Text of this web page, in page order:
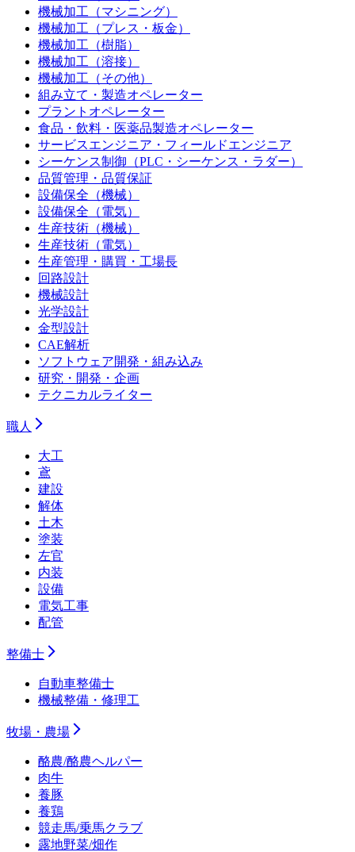
機械加工（マシニング）
機械加工（プレス・板金）
機械加工（樹脂）
機械加工（溶接）
機械加工（その他）
組み立て・製造オペレーター
プラントオペレーター
食品・飲料・医薬品製造オペレーター
サービスエンジニア・フィールドエンジニア
シーケンス制御（PLC・シーケンス・ラダー）
品質管理・品質保証
設備保全（機械）
設備保全（電気）
生産技術（機械）
生産技術（電気）
生産管理・購買・工場長
回路設計
機械設計
光学設計
金型設計
CAE解析
ソフトウェア開発・組み込み
研究・開発・企画
テクニカルライター
職人
大工
鳶
建設
解体
土木
塗装
左官
内装
設備
電気工事
配管
整備士
自動車整備士
機械整備・修理工
牧場・農場
酪農/酪農ヘルパー
肉牛
養豚
養鶏
競走馬/乗馬クラブ
露地野菜/畑作